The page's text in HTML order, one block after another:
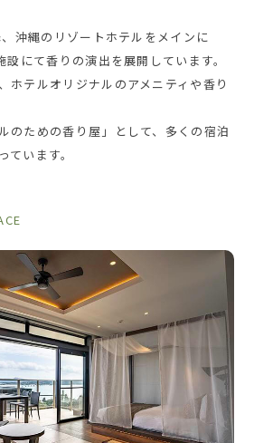
沖縄のリゾートホテルをメインに
にて香りの演出を展開しています。
ホテルオリジナルのアメニティや香り
のための香り屋」として、多くの宿泊
います。